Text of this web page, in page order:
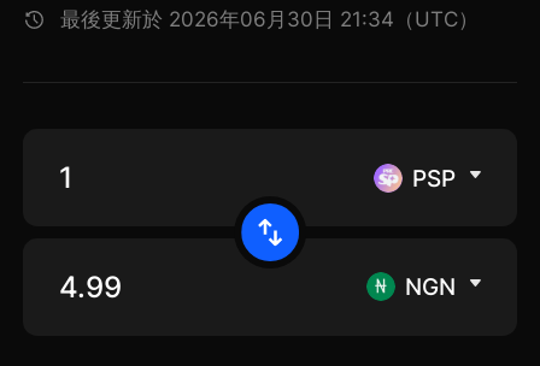
最後更新於 2026年06月30日 21:34（UTC）
PSP
NGN